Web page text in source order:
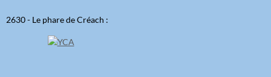
2630 - Le phare de Créach :